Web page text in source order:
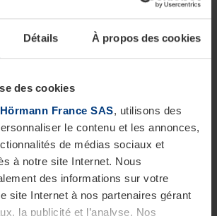
Détails À propos des cookies
des cookies
Hörmann France SAS, utilisons des
le contenu et les annonces,
de médias sociaux et
à notre site Internet. Nous
des informations sur votre
site Internet à nos partenaires gérant
la publicité et l’analyse. Nos